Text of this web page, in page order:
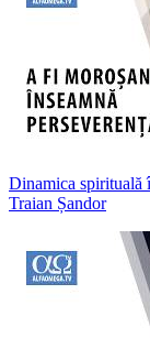
Dinamica spirituală
Traian Șandor